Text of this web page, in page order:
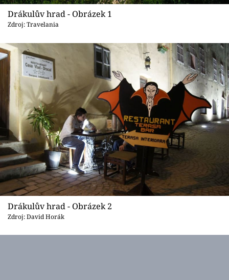
Sledujte nás
Drákulův hrad - Obrázek 1
Zdroj: Travelania
Drákulův hrad - Obrázek 2
Zdroj: David Horák